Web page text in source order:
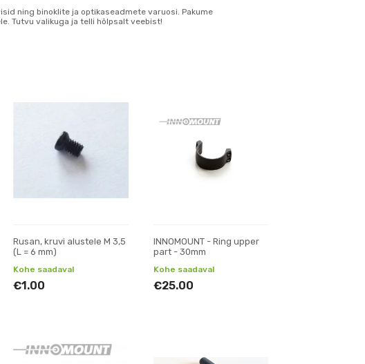
ning binoklite ja optikaseadmete varuosi. Pakume
Tutvu valikuga ja telli hõlpsalt veebist!
Rusan, kruvi alustele M 3,5
(L = 6 mm)
Kohe saadaval
€1.00
INNOMOUNT - Ring upper
part - 30mm
Kohe saadaval
€25.00